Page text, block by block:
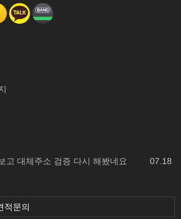
07.18
고 대체주소 검증 다시 해봤네요
적문의